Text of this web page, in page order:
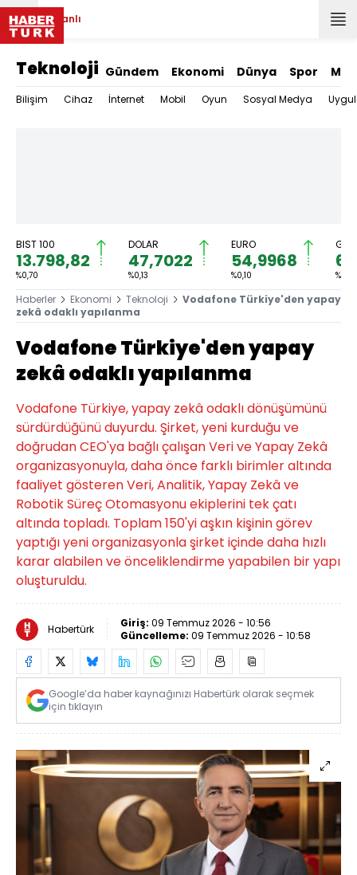
Canlı
Teknoloji Gündem Ekonomi Dünya Spor
Bilişim Cihaz İnternet Mobil Oyun Sosyal Medya
BIST 100
13.798,82
%0,70
DOLAR
47,7022
%0,13
EURO
54,9968
%0,10 %0,76
Haberler Ekonomi Teknoloji
Vodafone Türkiye'den yapay
zekâ odaklı yapılanma
Vodafone Türkiye'den yapay
zekâ odaklı yapılanma
Vodafone Türkiye, yapay zekâ odaklı dönüşümünü
sürdürdüğünü duyurdu. Şirket, yeni kurduğu ve
doğrudan CEO'ya bağlı çalışan Veri ve Yapay Zekâ
organizasyonuyla, daha önce farklı birimler altında
faaliyet gösteren Veri, Analitik, Yapay Zekâ ve
Robotik Süreç Otomasyonu ekiplerini tek çatı
altında topladı. Toplam 150'yi aşkın kişinin görev
yaptığı yeni organizasyonla şirket içinde daha hızlı
karar alabilen ve önceliklendirme yapabilen bir yapı
oluşturuldu.
Habertürk Giriş: 09 Temmuz 2026 - 10:56
Güncelleme: 09 Temmuz 2026 - 10:58
Google’da haber kaynağınızı Habertürk olarak seçmek
için tıklayın